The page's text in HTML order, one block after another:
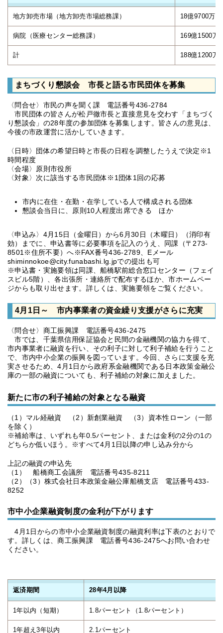
地方卸売市場（地方卸売市場総務課） 18億9700万円
病院（医療センター総務課） 169億1500万
計 188億1200万
まちづくり懇談会 市長と語る市民団体を募集
〈問合せ〉市民の声を聞く課 電話番号436-2784
市民団体の皆さんが松戸徹市長と直接意見を交わす「まちづく
り懇談会」の28年度の参加団体を募集します。皆さんの意見は、
今後の市政運営に活かしていきます。
〈日時〉団体の希望日時と市長の日程を調整したうえで決定※1
時間程度
〈会場〉原則市役所
〈対象〉次に該当する市民団体※1団体1回の応募
市内に在住・在勤・在学している人で構成される団体
懇談会当日に、原則10人程度出席できる ほか
〈申込み〉4月15日（金曜日）から6月30日（木曜日）（消印有
効）までに、申込書等に必要事項を記入のうえ、同課（〒273-
8501※住所不要）へ※FAX番号436-2789、Eメール
shiminnokoe@city.funabashi.lg.jpでの提出も可
※申込書・実施要領は同課、船橋駅前総合窓口センター（フェイ
スビル5階）、各出張所・連絡所で配布するほか、市ホームペー
ジからも取り出せます。詳しくは、実施要領をご覧ください。
4月1日～ 市内事業者の資金繰り支援がさらに充実
〈問合せ〉商工振興課 電話番号436-2475
市では、千葉県信用保証協会と民間の金融機関の協力を得て、
市内事業者に融資を行い、その利子に対して利子補給を行うこと
で、市内中小企業の振興を図っています。今回、さらに支援を充
実させるため、4月1日から政府系金融機関である日本政策金融公
庫の一部の融資についても、利子補給の対象に加えました。
新たに市の利子補給の対象となる融資
（1）マル経融資 （2）新創業融資 （3）資本性ローン（一部
を除く）
※補給率は、いずれも年0.5パーセント、または金利の2分の1の
どちらか低いほう。※すべて4月1日以降の申し込み分から
上記の融資の申込先
（1） 船橋商工会議所 電話番号435-8211
（2）（3）株式会社日本政策金融公庫船橋支店 電話番号433-
8252
市中小企業融資制度の金利が下がります
4月1日からの市中小企業融資制度の融資利率は下表のとおりで
す。詳しくは、商工振興課 電話番号436-2475へお問い合わせ
ください。
返済期間 28年4月以降
1年以内（短期） 1.8パーセント（1.8パーセント）
1年超え3年以内 2.1パーセント